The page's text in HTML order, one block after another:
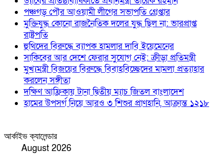
পঞ্চগড় পৌর আওয়ামী লীগের সভাপতি গ্রেপ্তার
মুক্তিযুদ্ধ কোনো রাজনৈতিক দলের যুদ্ধ ছিল না: ভারপ্রাপ্ত
রাষ্ট্রপতি
হুথিদের বিরুদ্ধে ব্যাপক হামলার দাবি ইয়েমেনের
সাকিবের আর দেশে ফেরার সুযোগ নেই: ক্রীড়া প্রতিমন্ত্রী
মুখ্যমন্ত্রী বিজয়ের বিরুদ্ধে বিবাহবিচ্ছেদের মামলা প্রত্যাহার
করলেন সঙ্গীতা
দক্ষিণ আফ্রিকায় টানা দ্বিতীয় ম্যাচ জিতল বাংলাদেশ
হামের উপসর্গ নিয়ে আরও ৩ শিশুর প্রাণহানি, আক্রান্ত ১২১৮
আর্কাইভ ক্যালেন্ডার
August 2026